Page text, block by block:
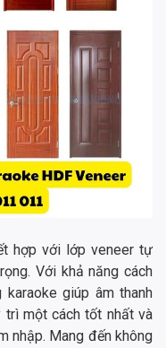
hợp với lớp veneer tự
Với khả năng cách
karaoke giúp âm thanh
trì một cách tốt nhất và
nhập. Mang đến không